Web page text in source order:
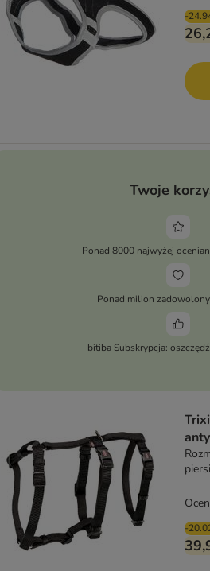
-
Twoje
Ponad 8000 najwyżej
Ponad milion
bitiba Subskrypcja:
-